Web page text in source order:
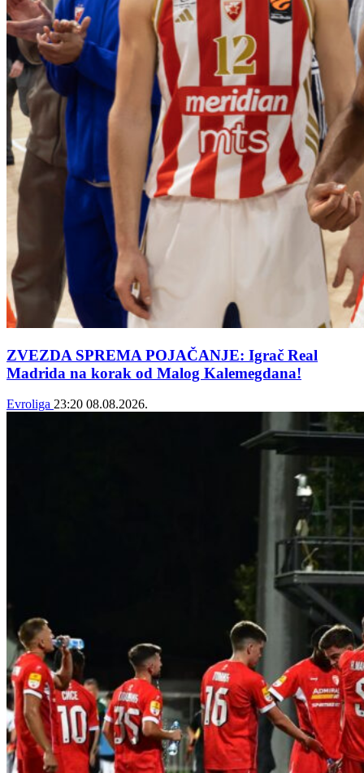
ZVEZDA SPREMA POJAČANJE: Igrač Real
Madrida na korak od Malog Kalemegdana!
Evroliga 23:20 08.08.2026.